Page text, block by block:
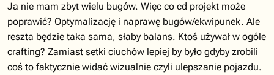
Ja nie mam zbyt wielu bugów. Więc co cd projekt może
poprawić? Optymalizację i naprawę bugów/ekwipunek. Ale
reszta będzie taka sama, słaby balans. Ktoś używał w ogóle
crafting? Zamiast setki ciuchów lepiej by było gdyby zrobili
coś to faktycznie widać wizualnie czyli ulepszanie pojazdu.